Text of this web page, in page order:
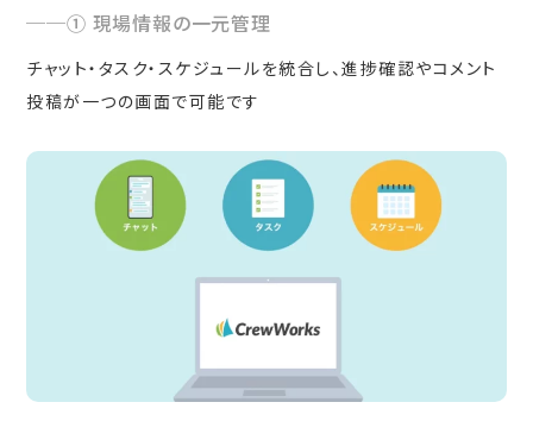
① 現場情報の一元管理
チャット・タスク・スケジュールを統合し、進捗確認やコメント
投稿が一つの画面で可能です